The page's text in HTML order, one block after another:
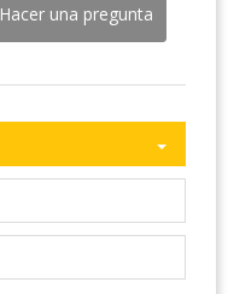
Hacer una pregunta